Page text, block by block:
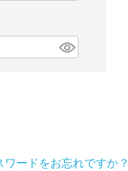
ワードをお忘れですか？